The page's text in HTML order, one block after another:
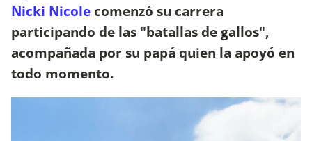
Nicki Nicole comenzó su carrera
participando de las "batallas de gallos",
acompañada por su papá quien la apoyó en
todo momento.